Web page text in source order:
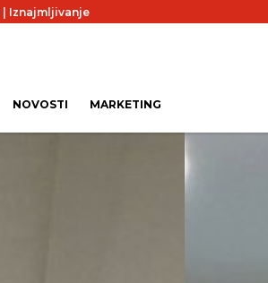
Iznajmljivanje
NOVOSTI MARKETING